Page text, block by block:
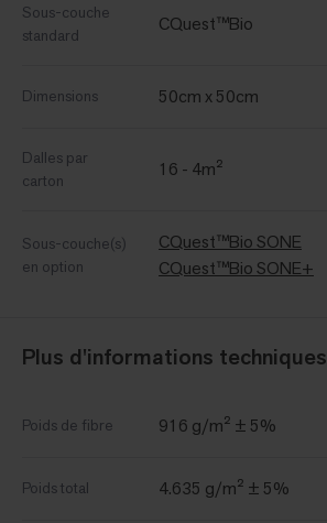
Sous-couche
standard
CQuest™Bio
Dimensions 50cm x 50cm
Dalles par
carton
16 - 4m²
Sous-couche(s)
en option
CQuest™Bio SONE
CQuest™Bio SONE+
Plus d'informations techniques
Poids de fibre 916 g/m² ± 5%
Poids total 4.635 g/m² ± 5%